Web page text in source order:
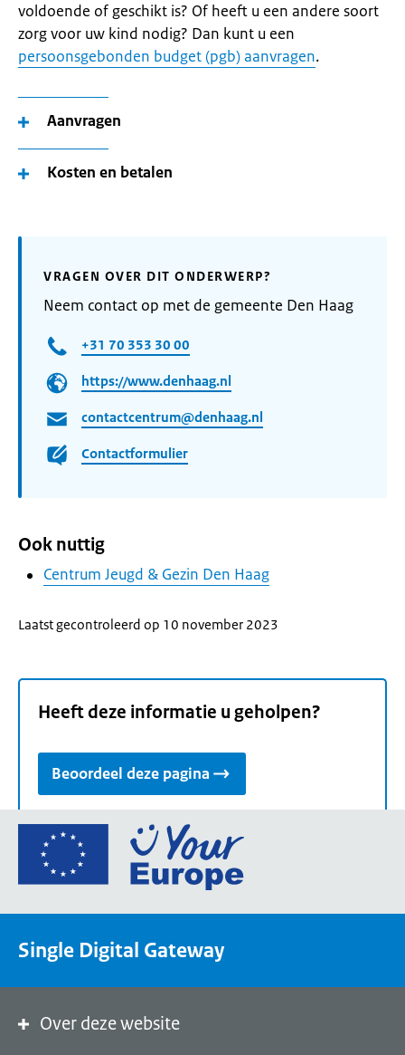
voldoende of geschikt is? Of heeft u een andere soort
zorg voor uw kind nodig? Dan kunt u een
persoonsgebonden budget (pgb) aanvragen.
Aanvragen
Kosten en betalen
VRAGEN OVER DIT ONDERWERP?
Neem contact op met de gemeente Den Haag
+31 70 353 30 00
https://www.denhaag.nl
contactcentrum@denhaag.nl
Contactformulier
Ook nuttig
Centrum Jeugd & Gezin Den Haag
Laatst gecontroleerd op 10 november 2023
Heeft deze informatie u geholpen?
Beoordeel deze pagina
Ga
de
een
Single Digital Gateway
Over deze website